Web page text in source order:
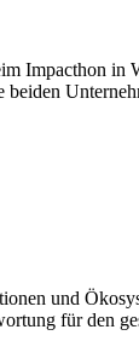
Impacthon
und
für den